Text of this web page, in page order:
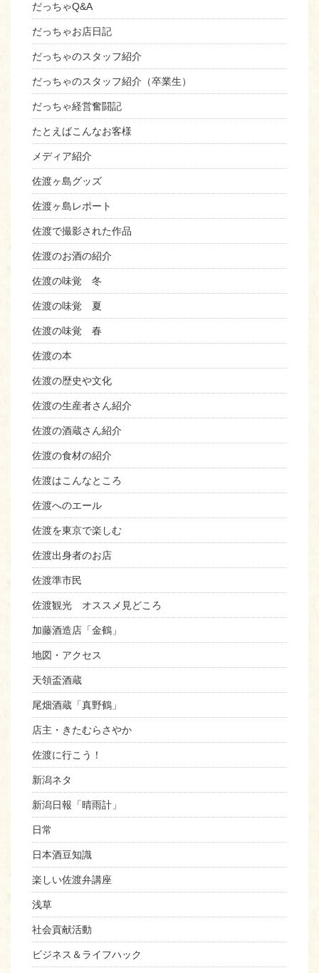
だっちゃQ&A
だっちゃお店日記
だっちゃのスタッフ紹介
だっちゃのスタッフ紹介（卒業生）
だっちゃ経営奮闘記
たとえばこんなお客様
メディア紹介
佐渡ヶ島グッズ
佐渡ヶ島レポート
佐渡で撮影された作品
佐渡のお酒の紹介
佐渡の味覚 冬
佐渡の味覚 夏
佐渡の味覚 春
佐渡の本
佐渡の歴史や文化
佐渡の生産者さん紹介
佐渡の酒蔵さん紹介
佐渡の食材の紹介
佐渡はこんなところ
佐渡へのエール
佐渡を東京で楽しむ
佐渡出身者のお店
佐渡準市民
佐渡観光 オススメ見どころ
加藤酒造店「金鶴」
地図・アクセス
天領盃酒蔵
尾畑酒蔵「真野鶴」
店主・きたむらさやか
佐渡に行こう！
新潟ネタ
新潟日報「晴雨計」
日常
日本酒豆知識
楽しい佐渡弁講座
浅草
社会貢献活動
ビジネス＆ライフハック